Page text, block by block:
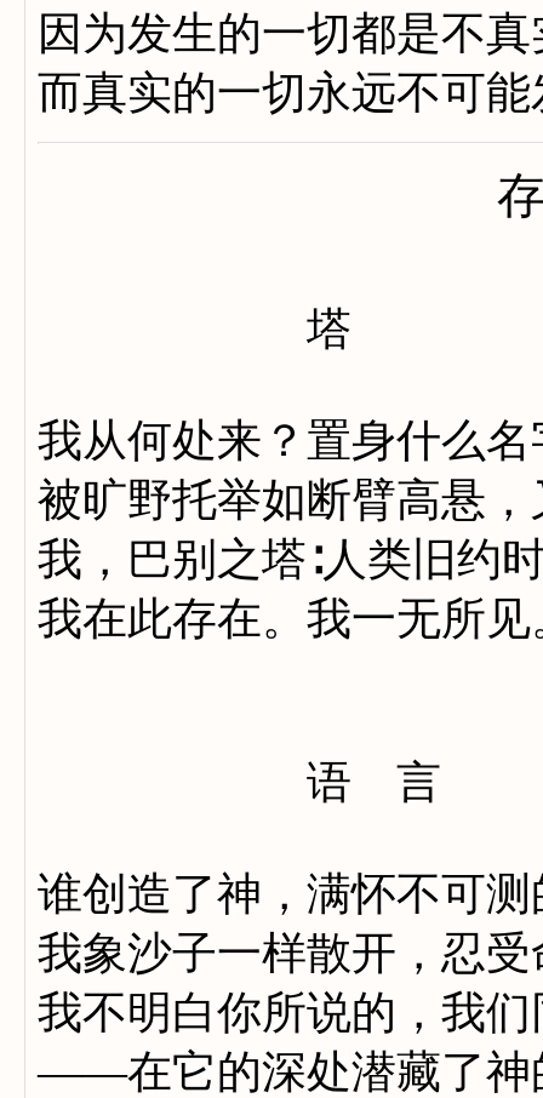
因为发生的一切都是不
而真实的一切永远不可能
塔
我从何处来？置身什么
被旷野托举如断臂高悬
我，巴别之塔∶人类旧约
我在此存在。我一无所
语 言
谁创造了神，满怀不可
我象沙子一样散开，忍
我不明白你所说的，我
——在它的深处潜藏了神